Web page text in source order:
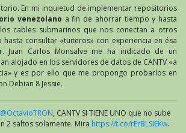
En mi inquietud de implementar repositorios
venezolano a fin de ahorrar tiempo y hasta
cables submarinos que nos conectan a otros
hasta consultar «tuiteros» con experiencia en ésa
Juan Carlos Monsalve me ha indicado de un
alojado en los servidores de datos de CANTV «a
y es por ello que me propongo probarlos en
Debian 8 Jessie.
@OctavioTRON, CANTV SI TIENE UNO que no sube
2 saltos solamente. Mira https://t.co/rErBLSIEKw.